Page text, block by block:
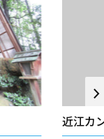
近江カ